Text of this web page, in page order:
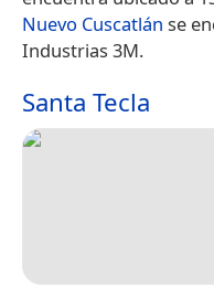
Nuevo Cuscatlán se
Industrias 3M.
Santa Tecla